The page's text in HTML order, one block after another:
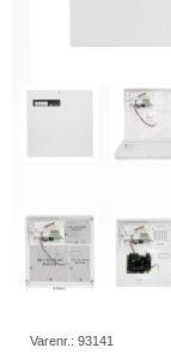
Varenr.: 93141